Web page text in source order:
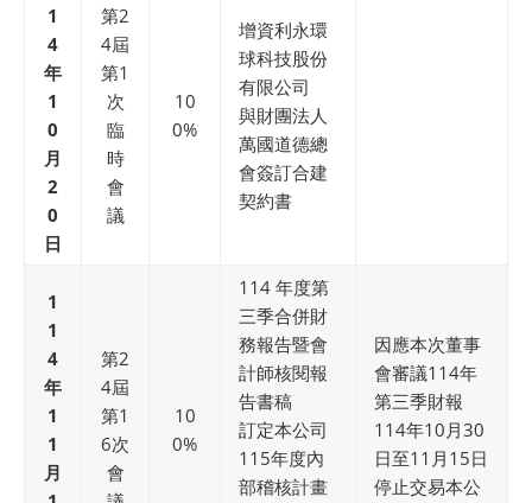
1
4
年
1
0
月
2
0
日
第2
4屆
第1
次
臨
時
會
議
10
0%
增資利永環
球科技股份
有限公司
與財團法人
萬國道德總
會簽訂合建
契約書
1
1
4
年
1
1
月
第2
4屆
第1
6次
會
10
0%
114 年度第
三季合併財
務報告暨會
計師核閱報
告書稿
訂定本公司
115年度內
部稽核計畫
因應本次董事
會審議114年
第三季財報
114年10月30
日至11月15日
停止交易本公